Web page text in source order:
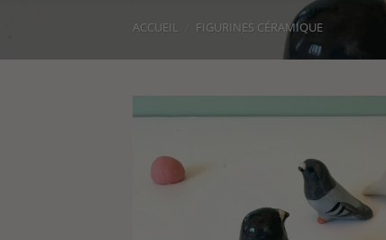
ACCUEIL FIGURINES CÉRAMIQUE